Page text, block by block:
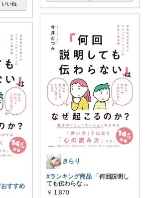
いいね
すすめ
きらり
#ランキング商品 「何回説明し
ても伝わらな ...
￥ 1,870